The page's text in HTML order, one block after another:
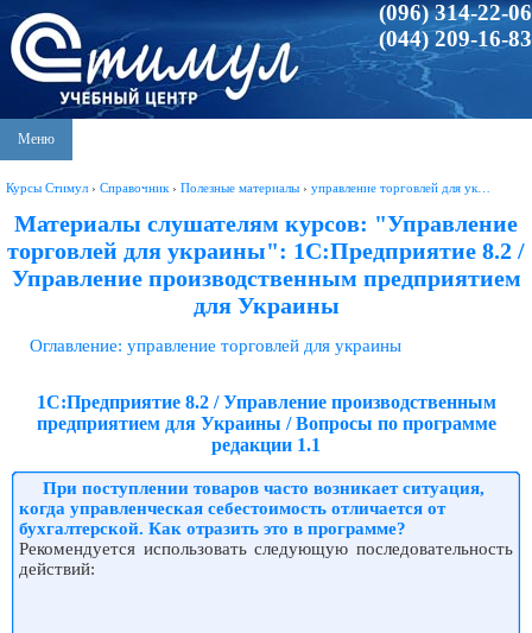
(096) 314-22-06
(044) 209-16-83
Меню
Курсы Стимул › Справочник › Полезные материалы › управление торговлей для ук…
Материалы слушателям курсов: "Управление
торговлей для украины": 1С:Предприятие 8.2 /
Управление производственным предприятием
для Украины
Оглавление: управление торговлей для украины
1С:Предприятие 8.2 / Управление производственным
предприятием для Украины / Вопросы по программе
редакции 1.1
При поступлении товаров часто возникает ситуация,
когда управленческая себестоимость отличается от
бухгалтерской. Как отразить это в программе?
Рекомендуется использовать следующую последовательность
действий: